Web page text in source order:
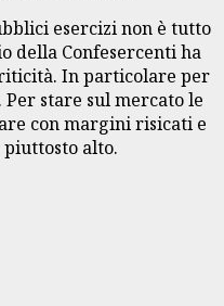
esercizi non è tutto
della Confesercenti ha
In particolare per
stare sul mercato le
con margini risicati e
alto.